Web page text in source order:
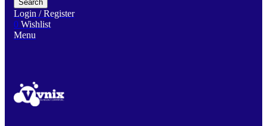
Search
Login / Register
0 Wishlist
Menu